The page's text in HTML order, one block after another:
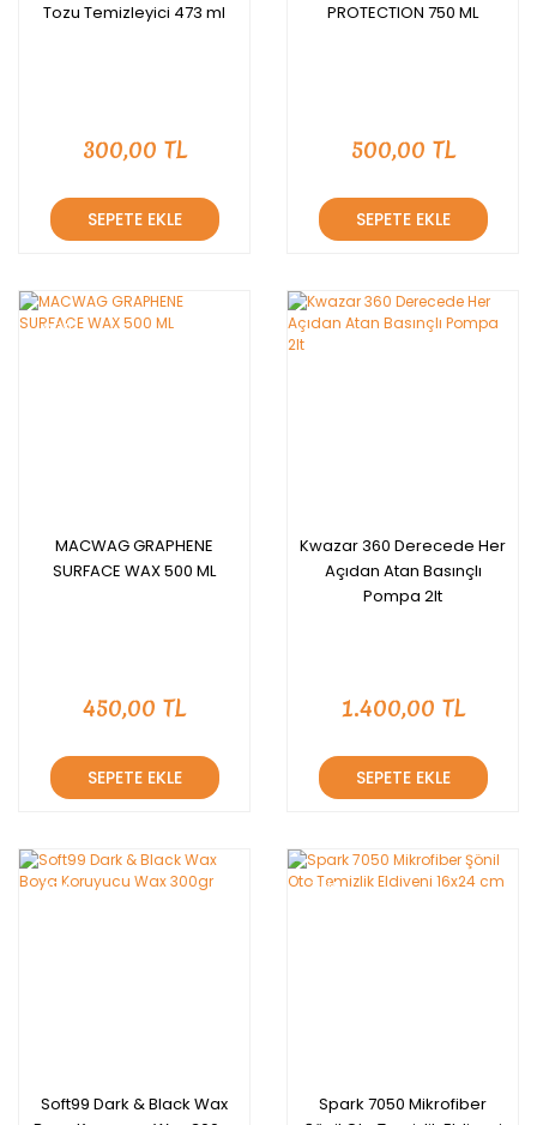
Tozu Temizleyici 473 ml
300,00 TL
SEPETE EKLE
PROTECTION 750 ML
500,00 TL
SEPETE EKLE
YENİ
MACWAG GRAPHENE
SURFACE WAX 500 ML
450,00 TL
SEPETE EKLE
Kwazar 360 Derecede Her
Açıdan Atan Basınçlı
Pompa 2lt
1.400,00 TL
SEPETE EKLE
YENİ
Soft99 Dark & Black Wax
YENİ
Spark 7050 Mikrofiber